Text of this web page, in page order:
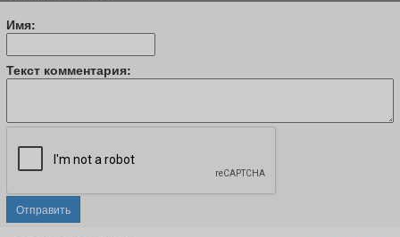
Имя:
Текст комментария:
Отправить